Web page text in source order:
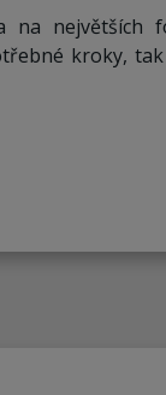
největších
kroky,